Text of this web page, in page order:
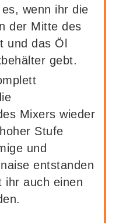
wenn ihr die
der Mitte des
und das Öl
gebt.
Mixers wieder
Stufe
und
entstanden
ihr auch einen